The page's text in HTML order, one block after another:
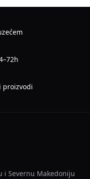
proizvodi
i Severnu Makedoniju